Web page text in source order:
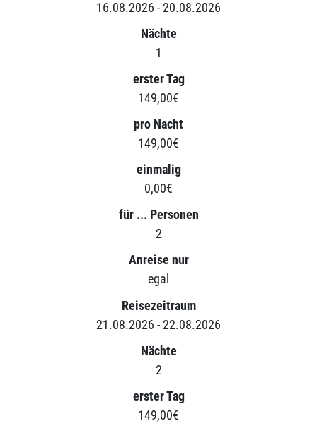
16.08.2026 - 20.08.2026
Nächte
1
erster Tag
149,00€
pro Nacht
149,00€
einmalig
0,00€
für ... Personen
2
Anreise nur
egal
Reisezeitraum
21.08.2026 - 22.08.2026
Nächte
2
erster Tag
149,00€